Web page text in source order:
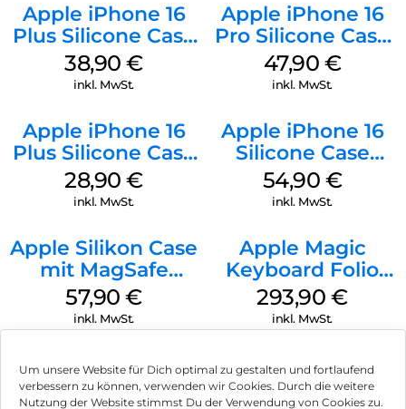
Um unsere Website für Dich optimal zu gestalten und fortlaufend
verbessern zu können, verwenden wir Cookies. Durch die weitere
Nutzung der Website stimmst Du der Verwendung von Cookies zu.
Apple iPhone 16
Plus Silicone Case
MagSafe Denim
38,90€
inkl. MwSt.
Apple iPhone 16
Pro Silicone Case
MagSafe Denim
47,90 €
inkl. MwSt.
Apple iPhone 16
Plus Silicone Case
MagSafe Black
28,90€
inkl. MwSt.
Apple iPhone 16
Silicone Case
MagSafe Lake
Green
54,90 €
inkl. MwSt.
Apple Silikon Case
mit MagSafe
iPhone 14 Pro
(PRODUCT)RED
57,90€
inkl. MwSt.
Apple Magic
Keyboard Folio
iPad 10.9″ (10.Gen.)
Weiß
293,90€
inkl. MwSt.